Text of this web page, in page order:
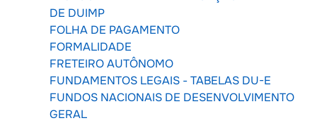
DE DUIMP
FOLHA DE PAGAMENTO
FORMALIDADE
FRETEIRO AUTÔNOMO
FUNDAMENTOS LEGAIS - TABELAS DU-E
FUNDOS NACIONAIS DE DESENVOLVIMENTO
GERAL